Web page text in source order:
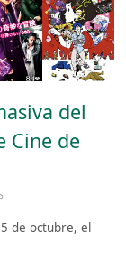
del
Cine de
de octubre, el